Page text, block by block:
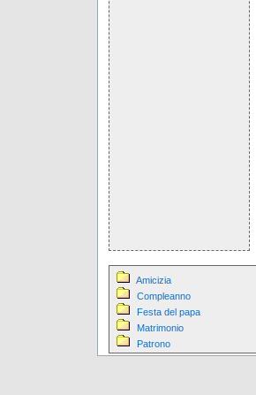
Amicizia
Compleanno
Festa del papa
Matrimonio
Patrono